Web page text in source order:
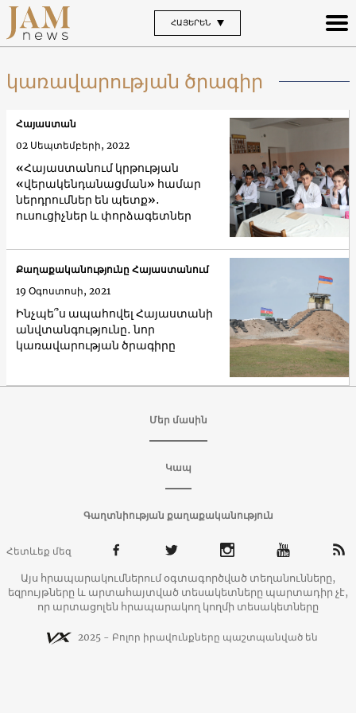
ՀԱՅԵՐԵՆ
կառավարության ծրագիր
«Հայաստանում կրթության
«վերակենդանացման» համար
ներդրումներ են պետք»․
ուսուցիչներ և փորձագետներ
Հայաստան
02 Սեպտեմբերի, 2022
Ինչպե՞ս ապահովել Հայաստանի
անվտանգությունը․ նոր
կառավարության ծրագիրը
Քաղաքականությունը Հայաստանում
19 Օգոստոսի, 2021
Մեր մասին
Կապ
Գաղտնիության քաղաքականություն
Հետևեք մեզ
Այս հրապարակումներում օգտագործված տեղանունները,
եզրույթները և արտահայտված տեսակետները պարտադիր չէ,
որ արտացոլեն հրապարակող կողմի տեսակետները
2025 - Բոլոր իրավունքները պաշտպանված են